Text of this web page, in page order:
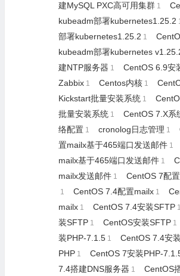
建MySQL PXC高可用集群 1
kubeadm部署kubernetes1.25.2
部署kubernetes1.25.2 1
kubeadm部署kubernetes
建NTP服务器 1
CentOS 6.9安
Zabbix 1 Centos内核 1
Kickstart批量安装系统 1
批量安装系统 1
CentOS 7.X系
络配置 1 cronolog日志管理 1
置mailx基于465端口发送邮件 1
mailx基于465端口发送邮件 1
mailx发送邮件 1 CentOS 7配
1 CentOS 7.4配置mailx 1
mailx 1 CentOS 7.4安装SFTP 1
装SFTP 1 CentOS安装SFTP 1
装PHP-7.1.5 1
CentOS 7.4安装
PHP 1 CentOS 7安装PHP-
7.4搭建DNS服务器 1 CentOS